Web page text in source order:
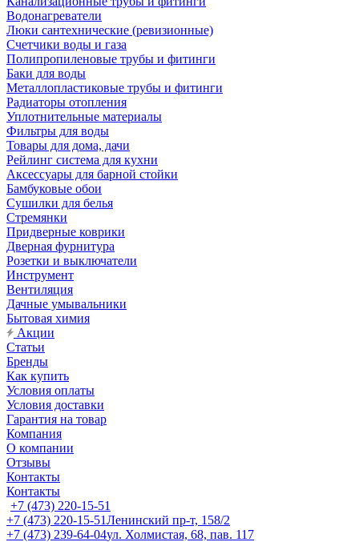
Водонагреватели
Люки сантехнические (ревизионные)
Счетчики воды и газа
Полипропиленовые трубы и фитинги
Баки для воды
Металлопластиковые трубы и фитинги
Радиаторы отопления
Уплотнительные материалы
Фильтры для воды
Товары для дома, дачи
Рейлинг система для кухни
Аксессуары для барной стойки
Бамбуковые обои
Сушилки для белья
Стремянки
Придверные коврики
Дверная фурнитура
Розетки и выключатели
Инструмент
Вентиляция
Дачные умывальники
Бытовая химия
Акции
Статьи
Бренды
Как купить
Условия оплаты
Условия доставки
Гарантия на товар
Компания
О компании
Отзывы
Контакты
Контакты
+7 (473) 220-15-51
+7 (473) 220-15-51Ленинский пр-т, 158/2
+7 (473) 239-64-04ул. Холмистая, 68, пав. 117